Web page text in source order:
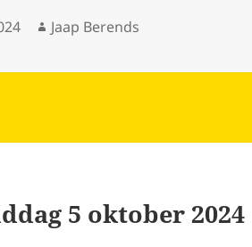
Auteur
Jaap Berends
5 oktober 2024